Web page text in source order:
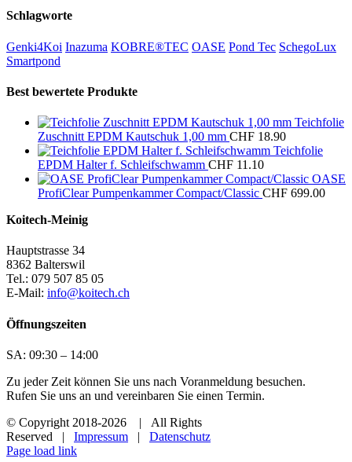
Schlagworte
Genki4Koi Inazuma KOBRE®TEC OASE Pond Tec SchegoLux
Smartpond
Best bewertete Produkte
Teichfolie
Zuschnitt EPDM Kautschuk 1,00 mm CHF 18.90
Teichfolie
EPDM Halter f. Schleifschwamm CHF 11.10
OASE
ProfiClear Pumpenkammer Compact/Classic CHF 699.00
Koitech-Meinig
Hauptstrasse 34
8362 Balterswil
Tel.: 079 507 85 05
E-Mail: info@koitech.ch
Öffnungszeiten
SA: 09:30 – 14:00
Zu jeder Zeit können Sie uns nach Voranmeldung besuchen.
Rufen Sie uns an und vereinbaren Sie einen Termin.
© Copyright 2018-2026 | All Rights
Reserved | Impressum | Datenschutz
Page load link